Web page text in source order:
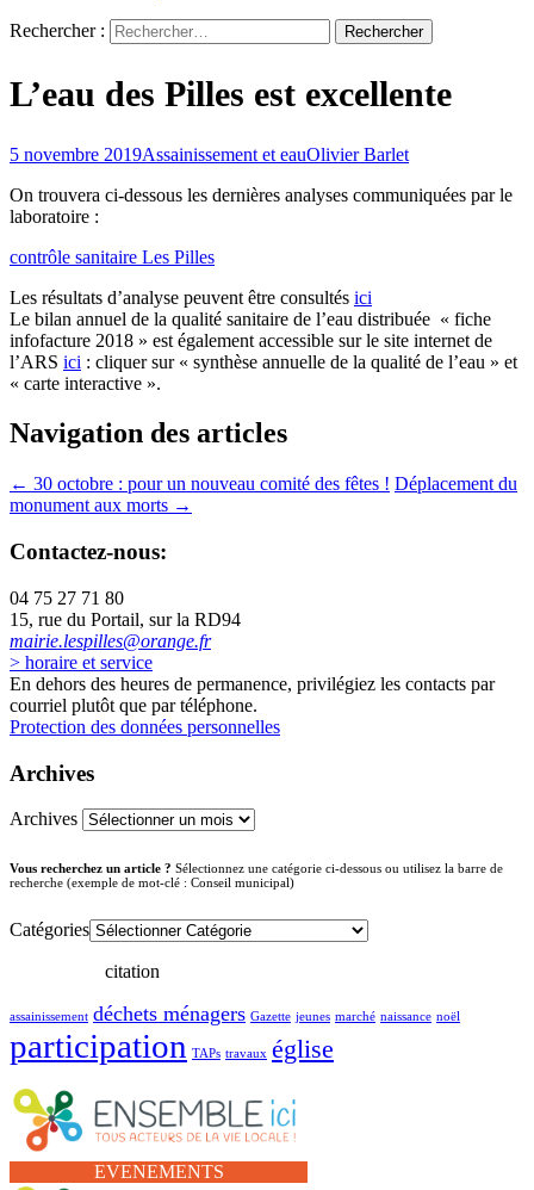
Rechercher :
L’eau des Pilles est excellente
5 novembre 2019Assainissement et eauOlivier Barlet
On trouvera ci-dessous les dernières analyses communiquées par le
laboratoire :
contrôle sanitaire Les Pilles
Les résultats d’analyse peuvent être consultés ici
Le bilan annuel de la qualité sanitaire de l’eau distribuée « fiche
infofacture 2018 » est également accessible sur le site internet de
l’ARS ici : cliquer sur « synthèse annuelle de la qualité de l’eau » et
« carte interactive ».
Navigation des articles
← 30 octobre : pour un nouveau comité des fêtes ! Déplacement du
monument aux morts →
Contactez-nous:
04 75 27 71 80
15, rue du Portail, sur la RD94
mairie.lespilles@orange.fr
> horaire et service
En dehors des heures de permanence, privilégiez les contacts par
courriel plutôt que par téléphone.
Protection des données personnelles
Archives
Archives
Vous recherchez un article ? Sélectionnez une catégorie ci-dessous ou utilisez la barre de
recherche (exemple de mot-clé : Conseil municipal)
Catégories
citation
assainissement déchets ménagers Gazette jeunes marché naissance noël
participation TAPs travaux église
EVENEMENTS